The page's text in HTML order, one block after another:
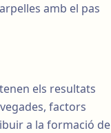
amb el pas
els resultats
factors
a la formació de